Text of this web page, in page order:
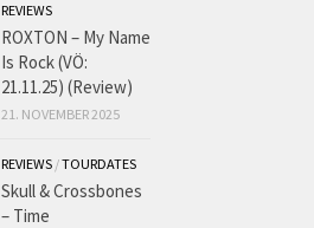
REVIEWS
ROXTON – My Name
Is Rock (VÖ:
21.11.25) (Review)
21. NOVEMBER 2025
REVIEWS /TOURDATES
Skull & Crossbones
– Time